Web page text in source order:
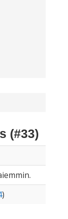
(#33)
)